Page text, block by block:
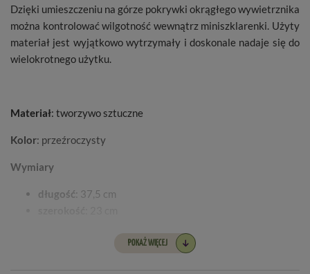
Dzięki umieszczeniu na górze pokrywki okrągłego wywietrznika
można kontrolować wilgotność wewnątrz miniszklarenki. Użyty
materiał jest wyjątkowo wytrzymały i doskonale nadaje się do
wielokrotnego użytku.
Materiał: tworzywo sztuczne
Kolor: przeźroczysty
Wymiary
długość: 37,5 cm
POKAŻ WIĘCEJ